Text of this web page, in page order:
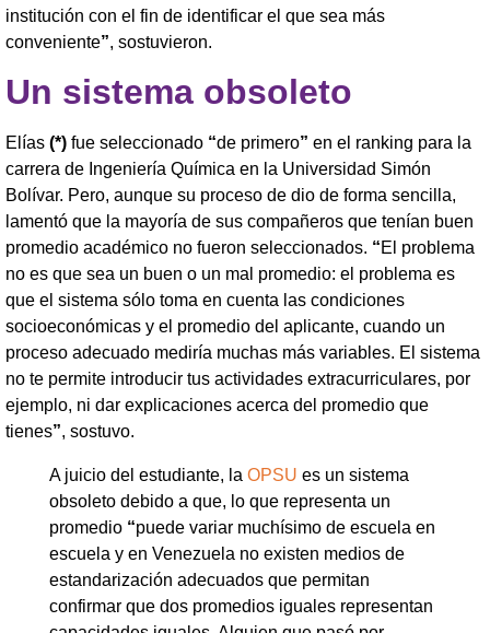
institución con el fin de identificar el que sea más
conveniente”, sostuvieron.
Un sistema obsoleto
Elías (*) fue seleccionado “de primero” en el ranking para la
carrera de Ingeniería Química en la Universidad Simón
Bolívar. Pero, aunque su proceso de dio de forma sencilla,
lamentó que la mayoría de sus compañeros que tenían buen
promedio académico no fueron seleccionados. “El problema
no es que sea un buen o un mal promedio: el problema es
que el sistema sólo toma en cuenta las condiciones
socioeconómicas y el promedio del aplicante, cuando un
proceso adecuado mediría muchas más variables. El sistema
no te permite introducir tus actividades extracurriculares, por
ejemplo, ni dar explicaciones acerca del promedio que
tienes”, sostuvo.
A juicio del estudiante, la OPSU es un sistema
obsoleto debido a que, lo que representa un
promedio “puede variar muchísimo de escuela en
escuela y en Venezuela no existen medios de
estandarización adecuados que permitan
confirmar que dos promedios iguales representan